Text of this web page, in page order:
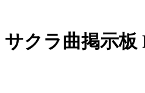
サクラ曲掲示板